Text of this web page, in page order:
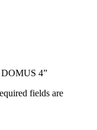
DOMUS 4”
fields are